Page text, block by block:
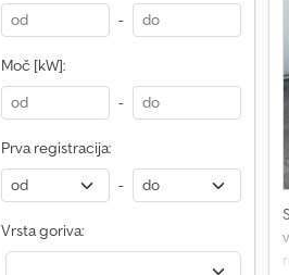
-
Moč [kW]:
-
Prva registracija:
-
Vrsta goriva: